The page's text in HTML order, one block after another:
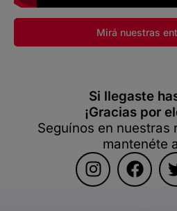
Mirá nuestras
Si llegaste
¡Gracias por
Seguínos en nuestras
mantenéte